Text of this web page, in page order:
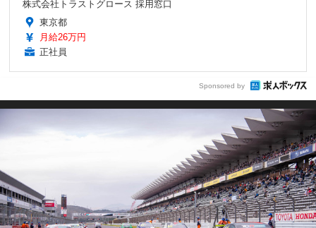
株式会社トラストグロース 採用窓口
東京都
月給26万円
正社員
Sponsored by